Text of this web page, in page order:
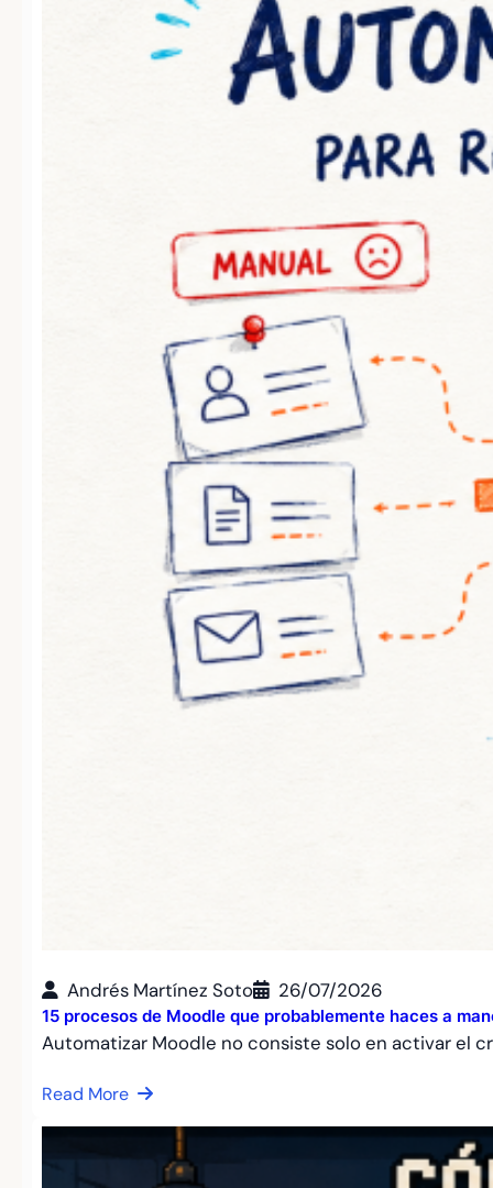
Andrés Martínez Soto 26/07/2026
15 procesos de Moodle que probablemente haces a
Automatizar Moodle no consiste solo en activar el
Read More